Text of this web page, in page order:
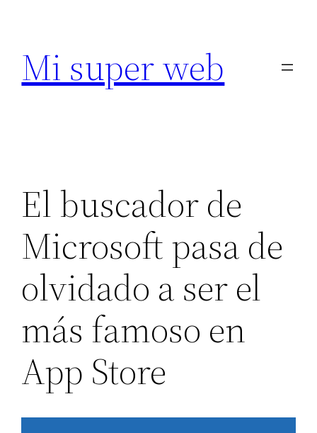
contenido
Mi super web
El buscador de
Microsoft pasa de
olvidado a ser el
más famoso en
App Store